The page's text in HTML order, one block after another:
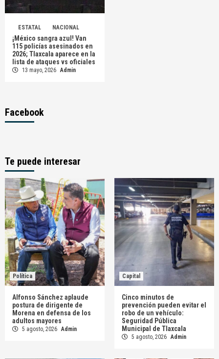
ESTATAL NACIONAL
¡México sangra azul! Van
115 policías asesinados en
2026; Tlaxcala aparece en la
lista de ataques vs oficiales
13 mayo, 2026 Admin
Facebook
Te puede interesar
Política
Alfonso Sánchez aplaude
postura de dirigente de
Morena en defensa de los
adultos mayores
5 agosto, 2026 Admin
Capital
Cinco minutos de
prevención pueden evitar el
robo de un vehículo:
Seguridad Pública
Municipal de Tlaxcala
5 agosto, 2026 Admin